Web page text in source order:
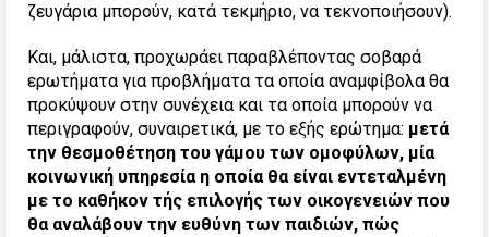
ζευγάρια μπορούν, κατά τεκμήριο, να τεκνοποιήσουν).
Και, μάλιστα, προχωράει παραβλέποντας σοβαρά
ερωτήματα για προβλήματα τα οποία αναμφίβολα θα
προκύψουν στην συνέχεια και τα οποία μπορούν να
περιγραφούν, συναιρετικά, με το εξής ερώτημα: μετά
την θεσμοθέτηση του γάμου των ομοφύλων, μία
κοινωνική υπηρεσία η οποία θα είναι εντεταλμένη
με το καθήκον τής επιλογής των οικογενειών που
θα αναλάβουν την ευθύνη των παιδιών, πώς